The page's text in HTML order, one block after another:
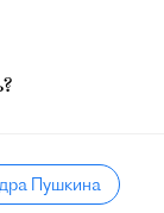
Пушкина